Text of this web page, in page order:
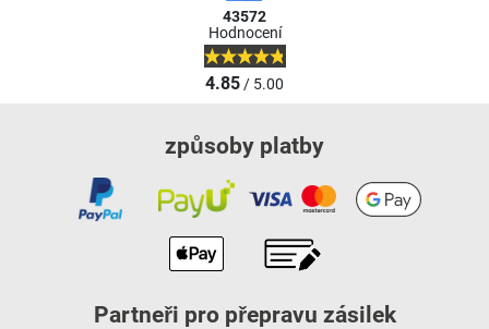
43572
Hodnocení
4.85/ 5.00
způsoby platby
Partneři pro přepravu zásilek